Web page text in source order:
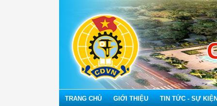
TRANG CHỦ GIỚI THIỆU TIN TỨC - SỰ KIỆN